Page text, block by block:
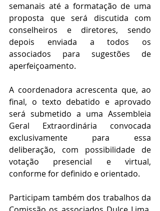
semanais até a formatação de uma
proposta que será discutida com
conselheiros e diretores, sendo
depois enviada a todos os
associados para sugestões de
aperfeiçoamento.
A coordenadora acrescenta que, ao
final, o texto debatido e aprovado
será submetido a uma Assembleia
Geral Extraordinária convocada
exclusivamente para essa
deliberação, com possibilidade de
votação presencial e virtual,
conforme for definido e orientado.
Participam também dos trabalhos da